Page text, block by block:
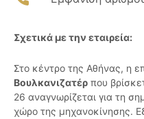
Σχετικά με την εταιρεία:
Στο κέντρο της Αθήνας, η
Βουλκανιζατέρ που
26 αναγνωρίζεται για τη
χώρο της μηχανοκίνησης.